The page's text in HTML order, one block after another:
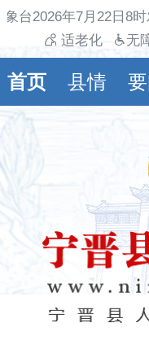
台2026年7月22日8
适老化
无
首页 县情